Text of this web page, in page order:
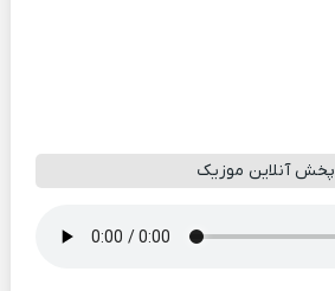
پخش آنلاین موزیک